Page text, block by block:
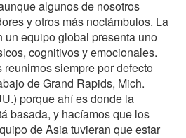
algunos de nosotros
y otros más noctámbulos. La
un equipo global presenta uno
cognitivos y emocionales.
siempre por defecto
de Grand Rapids, Mich.
porque ahí es donde la
basada, y hacíamos que los
de Asia tuvieran que estar